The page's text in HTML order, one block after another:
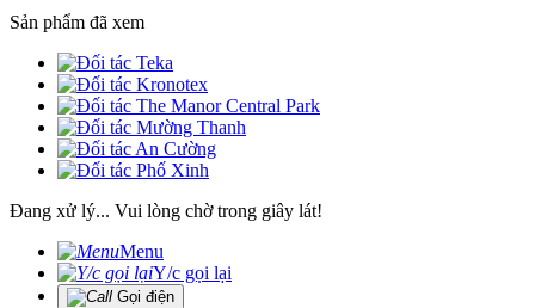
Sản phẩm đã xem
Đang xử lý... Vui lòng chờ trong giây lát!
Menu
Y/c gọi lại
Gọi điện